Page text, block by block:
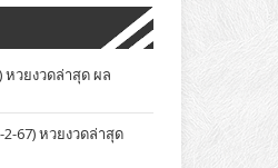
หวยงวดล่าสุด ผล
67) หวยงวดล่าสุด